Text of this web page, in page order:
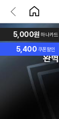
5,000원 하나카드
5,400 쿠폰할인